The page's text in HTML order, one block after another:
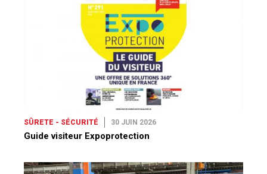
SÛRETE - SÉCURITÉ 30 JUIN 2026
Guide visiteur Expoprotection